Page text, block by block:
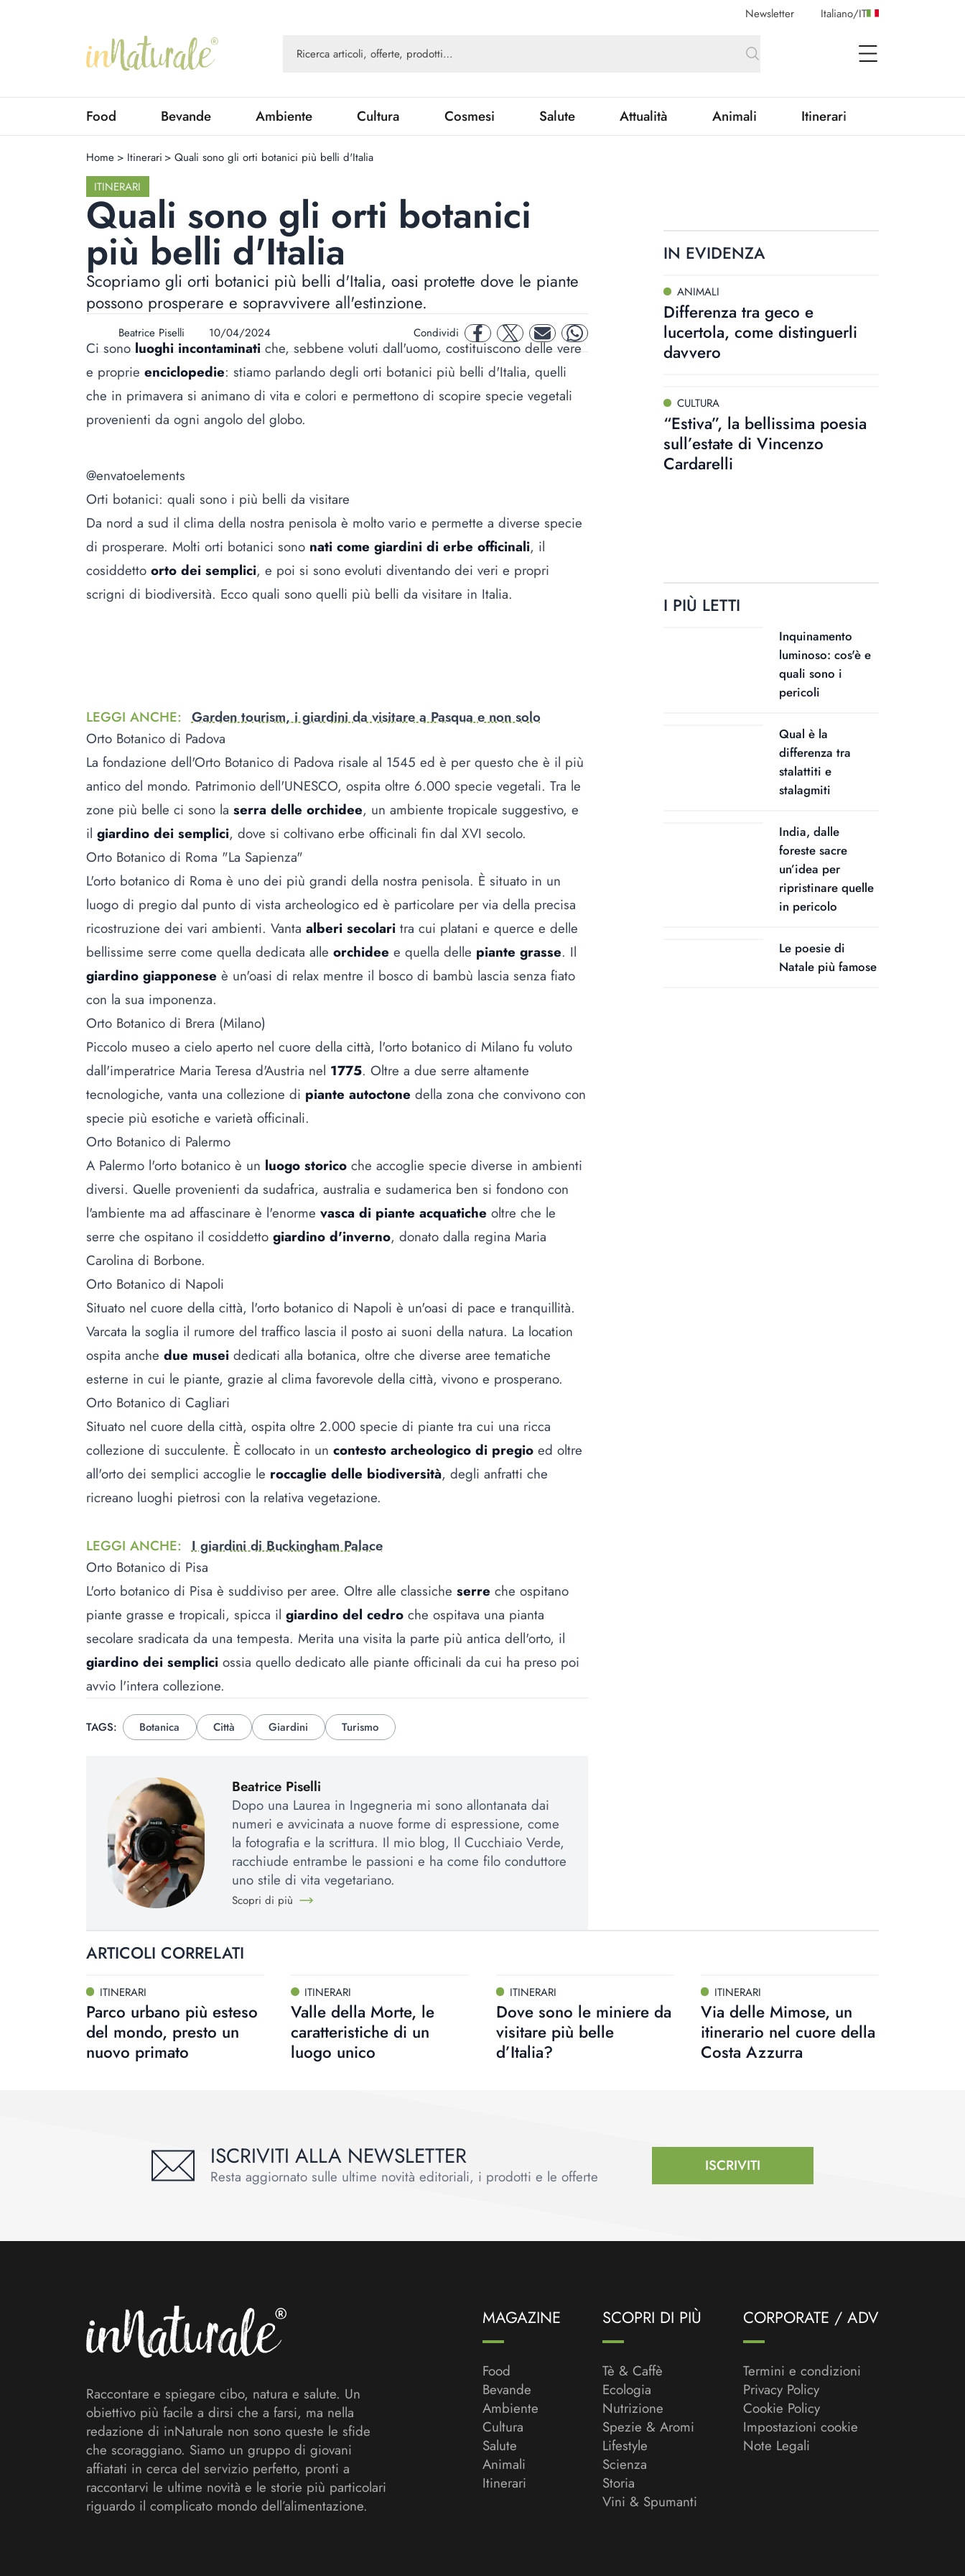
Newsletter Italiano/IT
open Menu
Food Bevande Ambiente Cultura Cosmesi Salute Attualità Animali Itinerari
Home > Itinerari > Quali sono gli orti botanici più belli d'Italia
ITINERARI
Quali sono gli orti botanici
più belli d'Italia
Scopriamo gli orti botanici più belli d'Italia, oasi protette dove le piante
possono prosperare e sopravvivere all'estinzione.
Beatrice Piselli 10/04/2024 Condividi facebooktwitter mail whatsapp
Ci sonoluoghi incontaminatiche, sebbene voluti dall'uomo, costituiscono delle vere
e proprie enciclopedie: stiamo parlando degli orti botanici più belli d'Italia, quelli
che in primavera si animano di vita e colori e permettono di scopire specie vegetali
provenienti da ogni angolo del globo.
@envatoelements
Orti botanici: quali sono i più belli da visitare
Da nord a sud il clima della nostra penisola è molto vario e permette a diverse specie
di prosperare. Molti orti botanici sono nati come giardini di erbe officinali, il
cosiddetto orto dei semplici, e poi si sono evoluti diventando dei veri e propri
scrigni di biodiversità. Ecco quali sono quelli più belli da visitare in Italia.
LEGGI ANCHE: Garden tourism, i giardini da visitare a Pasqua e non solo
Orto Botanico di Padova
La fondazione dell'Orto Botanico di Padova risale al 1545 ed è per questo che è il più
antico del mondo. Patrimonio dell'UNESCO, ospita oltre 6.000 specie vegetali. Tra le
zone più belle ci sono la serra delle orchidee, un ambiente tropicale suggestivo, e
il giardino dei semplici, dove si coltivano erbe officinali fin dal XVI secolo.
Orto Botanico di Roma "La Sapienza"
L'orto botanico di Roma è uno dei più grandi della nostra penisola. È situato in un
luogo di pregio dal punto di vista archeologico ed è particolare per via della precisa
ricostruzione dei vari ambienti. Vanta alberi secolari tra cui platani e querce e delle
bellissime serre come quella dedicata alle orchidee e quella delle piante grasse. Il
giardino giapponese è un'oasi di relax mentre il bosco di bambù lascia senza fiato
con la sua imponenza.
Orto Botanico di Brera (Milano)
Piccolo museo a cielo aperto nel cuore della città, l'orto botanico di Milano fu voluto
dall'imperatrice Maria Teresa d'Austria nel 1775. Oltre a due serre altamente
tecnologiche, vanta una collezione di piante autoctone della zona che convivono con
specie più esotiche e varietà officinali.
Orto Botanico di Palermo
A Palermo l'orto botanico è un luogo storico che accoglie specie diverse in ambienti
diversi. Quelle provenienti da sudafrica, australia e sudamerica ben si fondono con
l'ambiente ma ad affascinare è l'enorme vasca di piante acquatiche oltre che le
serre che ospitano il cosiddetto giardino d'inverno, donato dalla regina Maria
Carolina di Borbone.
Orto Botanico di Napoli
Situato nel cuore della città, l'orto botanico di Napoli è un'oasi di pace e tranquillità.
Varcata la soglia il rumore del traffico lascia il posto ai suoni della natura. La location
ospita anche due musei dedicati alla botanica, oltre che diverse aree tematiche
esterne in cui le piante, grazie al clima favorevole della città, vivono e prosperano.
Orto Botanico di Cagliari
Situato nel cuore della città, ospita oltre 2.000 specie di piante tra cui una ricca
collezione di succulente. È collocato in un contesto archeologico di pregio ed oltre
all'orto dei semplici accoglie le roccaglie delle biodiversità, degli anfratti che
ricreano luoghi pietrosi con la relativa vegetazione.
LEGGI ANCHE: I giardini di Buckingham Palace
Orto Botanico di Pisa
L'orto botanico di Pisa è suddiviso per aree. Oltre alle classiche serre che ospitano
piante grasse e tropicali, spicca il giardino del cedro che ospitava una pianta
secolare sradicata da una tempesta. Merita una visita la parte più antica dell'orto, il
giardino dei semplici ossia quello dedicato alle piante officinali da cui ha preso poi
avvio l'intera collezione.
TAGS: Botanica Città Giardini Turismo
Beatrice Piselli
Dopo una Laurea in Ingegneria mi sono allontanata dai
numeri e avvicinata a nuove forme di espressione, come
la fotografia e la scrittura. Il mio blog, Il Cucchiaio Verde,
racchiude entrambe le passioni e ha come filo conduttore
uno stile di vita vegetariano.
Scopri di più
IN EVIDENZA
ANIMALI
Differenza tra geco e
lucertola, come distinguerli
davvero
CULTURA
“Estiva”, la bellissima poesia
sull’estate di Vincenzo
Cardarelli
I PIÙ LETTI
Inquinamento
luminoso: cos'è e
quali sono i
pericoli
Qual è la
differenza tra
stalattiti e
stalagmiti
India, dalle
foreste sacre
un’idea per
ripristinare quelle
in pericolo
Le poesie di
Natale più famose
ARTICOLI CORRELATI
ITINERARI
Parco urbano più esteso
del mondo, presto un
nuovo primato
ITINERARI
Valle della Morte, le
caratteristiche di un
luogo unico
ITINERARI
Dove sono le miniere da
visitare più belle
d’Italia?
ITINERARI
Via delle Mimose, un
itinerario nel cuore della
Costa Azzurra
ISCRIVITI ALLA NEWSLETTER
Resta aggiornato sulle ultime novità editoriali, i prodotti e le offerte
ISCRIVITI
Raccontare e spiegare cibo, natura e salute. Un
obiettivo più facile a dirsi che a farsi, ma nella
redazione di inNaturale non sono queste le sfide
che scoraggiano. Siamo un gruppo di giovani
affiatati in cerca del servizio perfetto, pronti a
raccontarvi le ultime novità e le storie più particolari
riguardo il complicato mondo dell’alimentazione.
MAGAZINE
Food
Bevande
Ambiente
Cultura
Salute
Animali
Itinerari
SCOPRI DI PIÙ
Tè & Caffè
Ecologia
Nutrizione
Spezie & Aromi
Lifestyle
Scienza
Storia
Vini & Spumanti
CORPORATE / ADV
Termini e condizioni
Privacy Policy
Cookie Policy
Impostazioni cookie
Note Legali